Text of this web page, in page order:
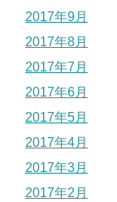
2017年9月
2017年8月
2017年7月
2017年6月
2017年5月
2017年4月
2017年3月
2017年2月